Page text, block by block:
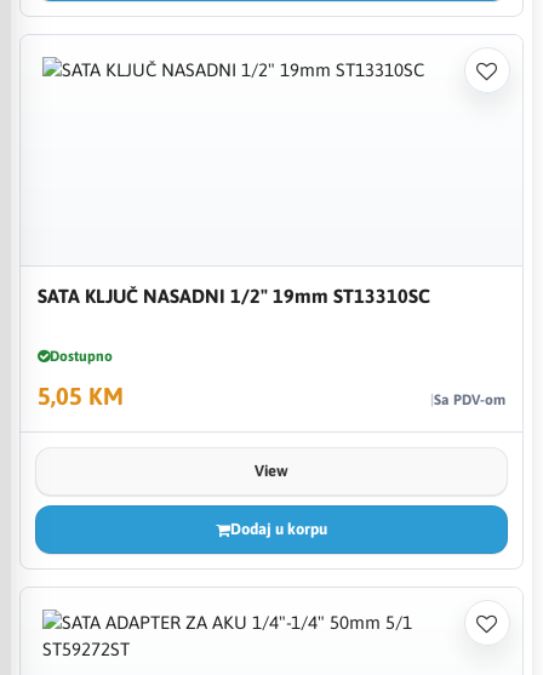
SATA KLJUČ NASADNI 1/2" 19mm ST13310SC
Dostupno
5,05 KM Sa PDV-om
View
Dodaj u korpu